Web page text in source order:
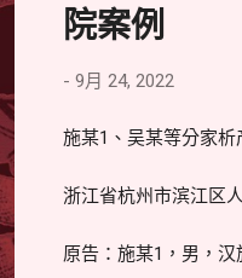
院案例
- 9月 24, 2022
施某1、吴某等分家
浙江省杭州市滨江区
原告：施某1，男，汉